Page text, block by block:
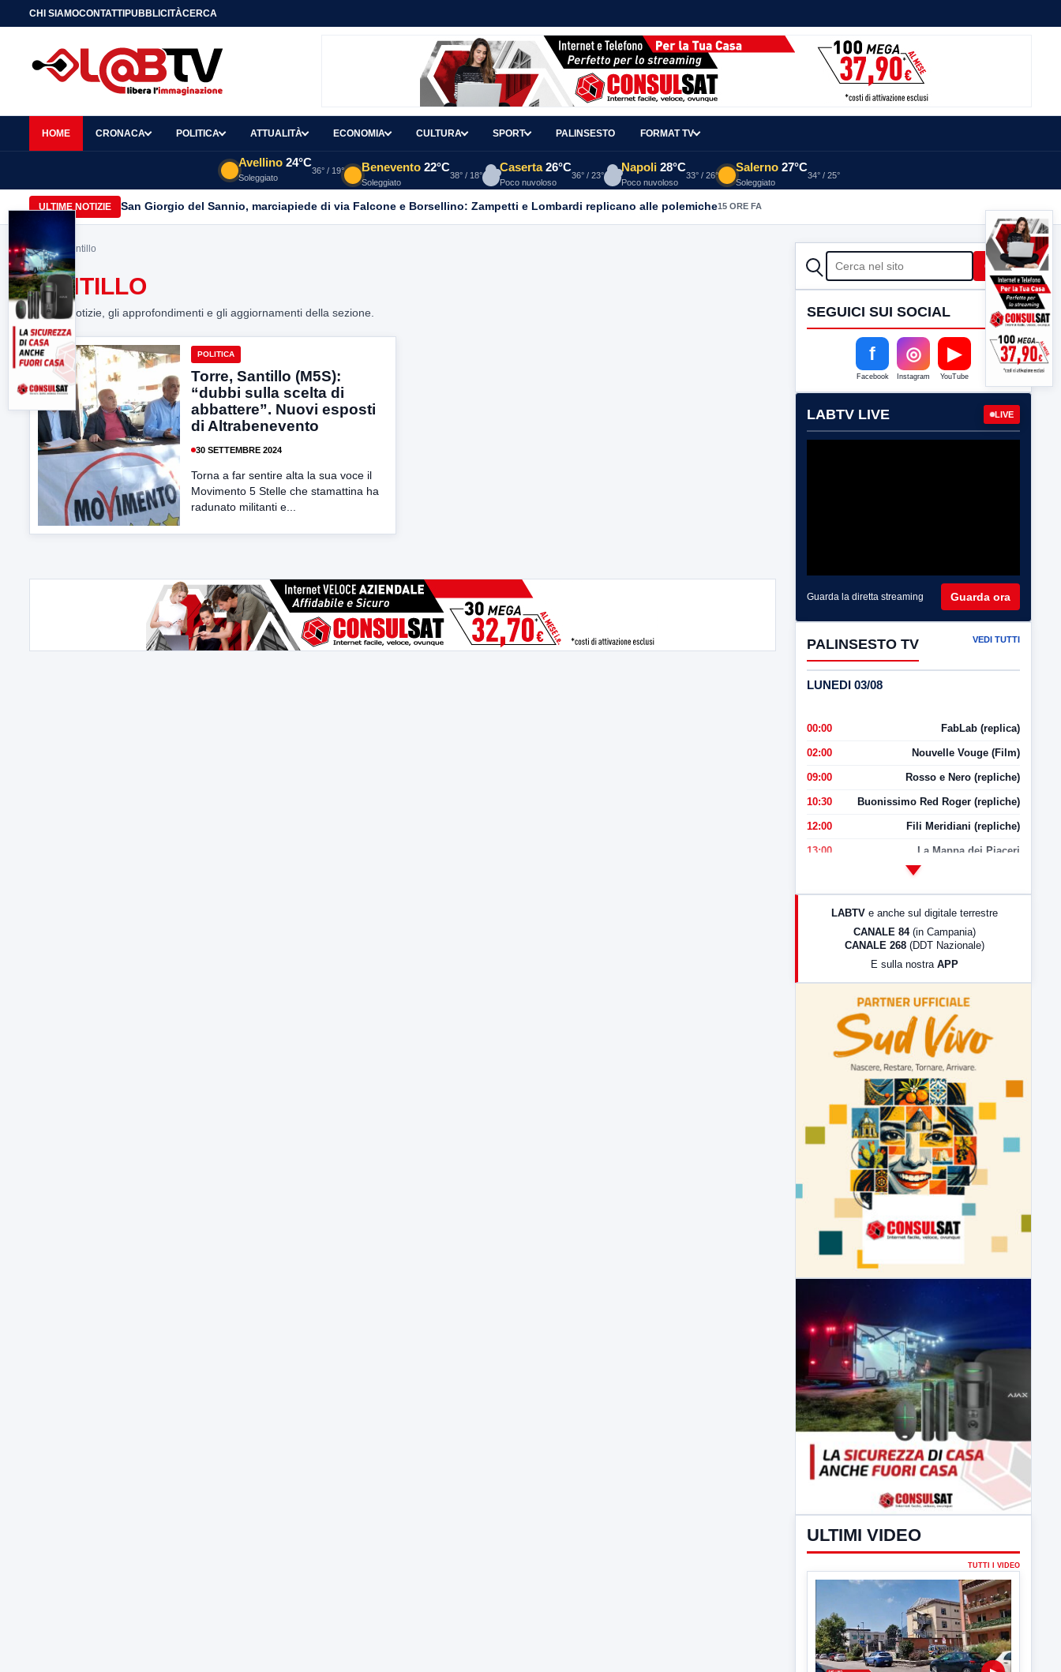
CHI SIAMOCONTATTIPUBBLICITÀCERCA
HOME CRONACA POLITICA ATTUALITÀ ECONOMIA CULTURA SPORT PALINSESTO FORMAT TV
Avellino 24°C
Soleggiato
36° / 19° Benevento 22°C
Soleggiato
38° / 18°
Caserta 26°C
Poco nuvoloso
36° / 23°
Napoli 28°C
Poco nuvoloso
33° / 26°
Salerno 27°C
Soleggiato
34° / 25°
ULTIME NOTIZIE San Giorgio del Sannio, marciapiede di via Falcone e Borsellino: Zampetti e Lombardi replicano alle polemiche15 ORE FA
Home> santillo
SANTILLO
Tutte le notizie, gli approfondimenti e gli aggiornamenti della sezione.
POLITICA
Torre, Santillo (M5S):
“dubbi sulla scelta di
abbattere”. Nuovi esposti
di Altrabenevento
30 SETTEMBRE 2024
Torna a far sentire alta la sua voce il
Movimento 5 Stelle che stamattina ha
radunato militanti e...
CERCA Cerca
SEGUICI SUI SOCIAL
f
Facebook
◎
Instagram
▶
YouTube
LABTV LIVE LIVE
Guarda la diretta streaming Guarda ora
PALINSESTO TV VEDI TUTTI
LUNEDI 03/08
00:00 FabLab (replica)
02:00 Nouvelle Vouge (Film)
09:00 Rosso e Nero (repliche)
10:30 Buonissimo Red Roger (repliche)
12:00 Fili Meridiani (repliche)
13:00 La Mappa dei Piaceri
LabNews (Diretta)
LabNews (replica)
LABTV e anche sul digitale terrestre
CANALE 84 (in Campania)
CANALE 268 (DDT Nazionale)
E sulla nostra APP